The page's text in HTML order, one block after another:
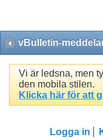
vBulletin-
Vi är ledsna, men
den mobila stilen.
Klicka här för att
Logga in